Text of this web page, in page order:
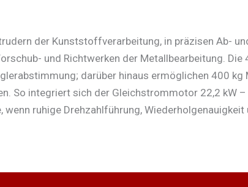
der Kunststoffverarbeitung, in präzisen Ab-
und Richtwerken der Metallbearbeitung. Die
darüber hinaus ermöglichen 400 kg
So integriert sich der Gleichstrommotor 22,2 kW –
ruhige Drehzahlführung, Wiederholgenauigkeit